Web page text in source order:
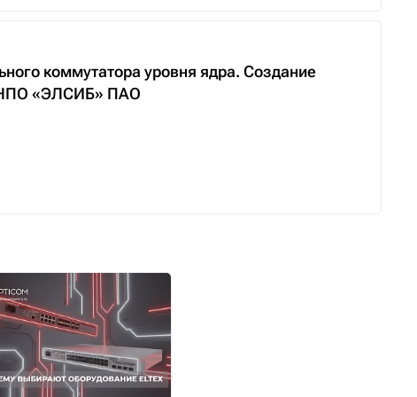
коммутатора уровня ядра. Создание
НПО «ЭЛСИБ» ПАО